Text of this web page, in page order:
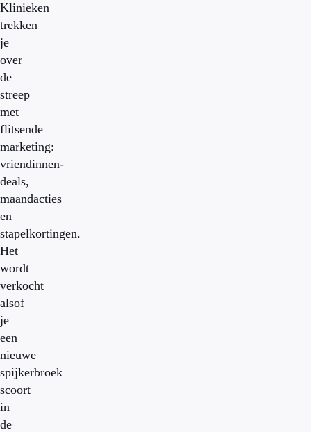
Klinieken
trekken
je
over
de
streep
met
flitsende
marketing:
vriendinnen-
deals,
maandacties
en
stapelkortingen.
Het
wordt
verkocht
alsof
je
een
nieuwe
spijkerbroek
scoort
in
de